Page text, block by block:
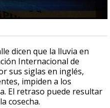
dicen que la lluvia en
Internacional de
sus siglas en inglés,
impiden a los
El retraso puede resultar
cosecha.